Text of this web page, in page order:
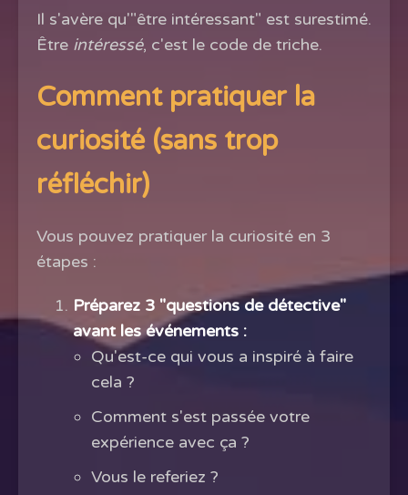
Il s'avère qu'"être intéressant" est surestimé.
Être intéressé, c'est le code de triche.
Comment pratiquer la
curiosité (sans trop
réfléchir)
Vous pouvez pratiquer la curiosité en 3
étapes :
Préparez 3 "questions de détective"
avant les événements :
Qu'est-ce qui vous a inspiré à faire
cela ?
Comment s'est passée votre
expérience avec ça ?
Vous le referiez ?